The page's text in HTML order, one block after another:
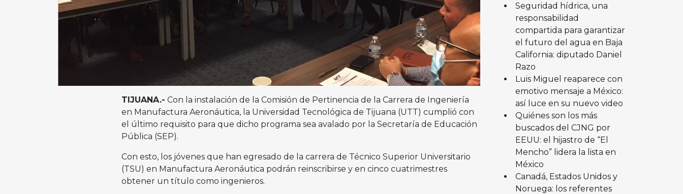
TIJUANA.- Con la instalación de la Comisión de Pertinencia de la Carrera de Ingeniería
en Manufactura Aeronáutica, la Universidad Tecnológica de Tijuana (UTT) cumplió con
el último requisito para que dicho programa sea avalado por la Secretaría de Educación
Pública (SEP).
Con esto, los jóvenes que han egresado de la carrera de Técnico Superior Universitario
(TSU) en Manufactura Aeronáutica podrán reinscribirse y en cinco cuatrimestres
obtener un título como ingenieros.
Seguridad hídrica, una
responsabilidad
compartida para garantizar
el futuro del agua en Baja
California: diputado Daniel
Razo
Luis Miguel reaparece con
emotivo mensaje a México:
así luce en su nuevo video
Quiénes son los más
buscados del CJNG por
EEUU: el hijastro de “El
Mencho” lidera la lista en
México
Canadá, Estados Unidos y
Noruega: los referentes